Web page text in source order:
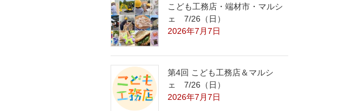
こども工務店・端材市・マルシ
ェ 7/26（日）
2026年7月7日
第4回 こども工務店＆マルシ
ェ 7/26（日）
2026年7月7日